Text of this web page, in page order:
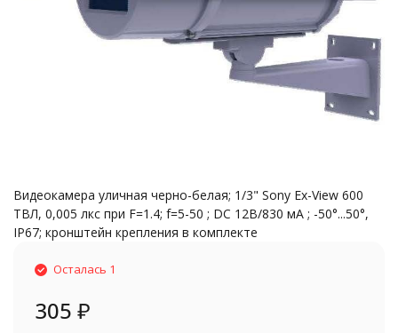
Видеокамера уличная черно-белая; 1/3" Sony Ex-View 600
ТВЛ, 0,005 лкс при F=1.4; f=5-50 ; DC 12В/830 мА ; -50°...50°,
IP67; кронштейн крепления в комплекте
Осталась 1
305 ₽